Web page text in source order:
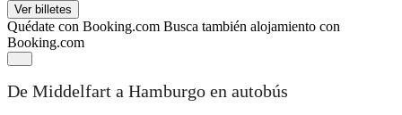
Ver billetes
Quédate con Booking.com Busca también alojamiento con
Booking.com
De Middelfart a Hamburgo en autobús